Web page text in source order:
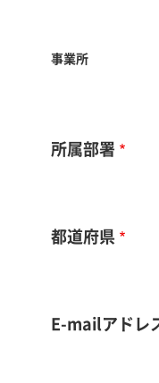
事業所
所属部署
都道府県
E-mailアドレ